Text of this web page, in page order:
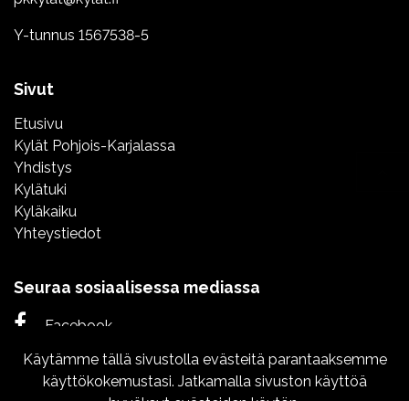
Y-tunnus 1567538-5
Sivut
Etusivu
Kylät Pohjois-Karjalassa
Yhdistys
Kylätuki
Kyläkaiku
Yhteystiedot
Seuraa sosiaalisessa mediassa
Facebook
Instagram
Käytämme tällä sivustolla evästeitä parantaaksemme
käyttökokemustasi. Jatkamalla sivuston käyttöä